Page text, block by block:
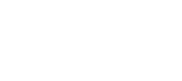
stiller ofte planlæggere og
for det samme problem: Ventilerne er
styreenheden eller er blokeret af stier,
arealer. Traditionelle
er tidskrævende, dyre og ofte næsten